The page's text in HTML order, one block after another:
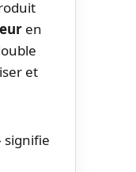
en
et
signifie